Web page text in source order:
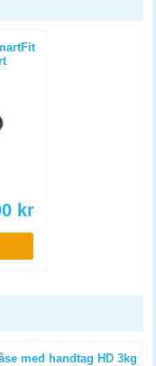
kr
med handtag HD 3kg